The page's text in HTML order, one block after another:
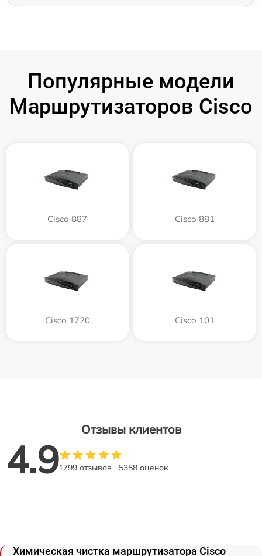
Популярные модели
Маршрутизаторов Cisco
Cisco 887 Cisco 881
Cisco 1720 Cisco 101
Отзывы клиентов
4.91799 отзывов 5358 оценок
Химическая чистка маршрутизатора Cisco